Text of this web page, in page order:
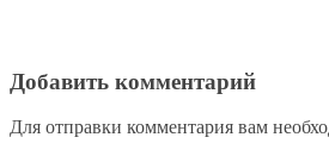
Добавить комментарий
Для отправки комментария вам